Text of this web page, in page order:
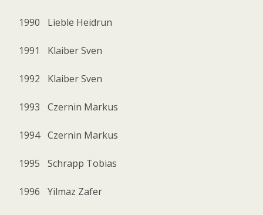
1990 Lieble Heidrun
1991 Klaiber Sven
1992 Klaiber Sven
1993 Czernin Markus
1994 Czernin Markus
1995 Schrapp Tobias
1996 Yilmaz Zafer